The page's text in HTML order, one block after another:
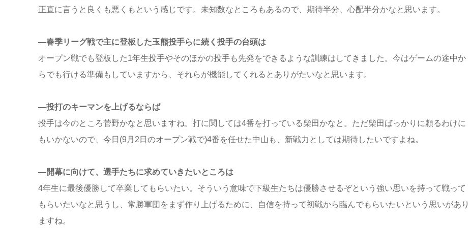
正直に言うと良くも悪くもという感じです。未知数なところもあるので、期待半分、心配半分かなと思います。
―春季リーグ戦で主に登板した玉熊投手らに続く投手の台頭は
オープン戦でも登板した1年生投手やそのほかの投手も先発をできるような訓練はしてきました。今はゲームの途中か
らでも行ける準備もしていますから、それらが機能してくれるとありがたいなと思います。
―投打のキーマンを上げるならば
投手は今のところ菅野かなと思いますね。打に関しては4番を打っている柴田かなと。ただ柴田ばっかりに頼るわけに
もいかないので、今日(9月2日のオープン戦で)4番を任せた中山も、新戦力としては期待したいですよね。
―開幕に向けて、選手たちに求めていきたいところは
4年生に最後優勝して卒業してもらいたい。そういう意味で下級生たちは優勝させるぞという強い思いを持って戦って
もらいたいなと思うし、常勝軍団をまず作り上げるために、自信を持って初戦から臨んでもらいたいという思いがあり
ますね。